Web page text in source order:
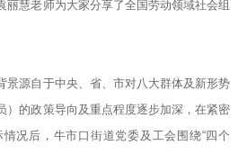
丽慧老师为大家分享了全国劳动领域社会组
景源自于中央、省、市对八大群体及新形势
）的政策导向及重点程度逐步加深，在紧密
况后，牛市口街道党委及工会围绕“四个